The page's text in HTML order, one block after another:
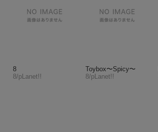
8
8/pLanet!!
Toybox〜Spicy〜
8/pLanet!!